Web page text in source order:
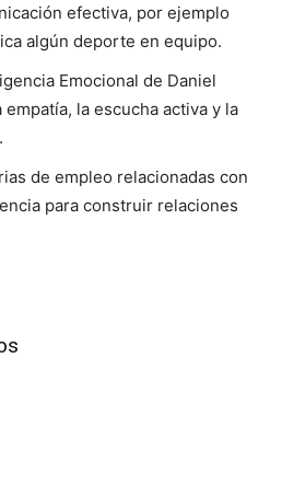
efectiva, por ejemplo
algún deporte en equipo.
Emocional de Daniel
la escucha activa y la
de empleo relacionadas con
para construir relaciones